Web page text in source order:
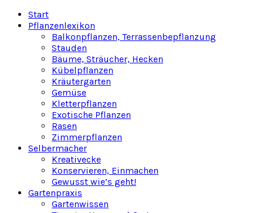
Start
Pflanzenlexikon
Balkonpflanzen, Terrassenbepflanzung
Stauden
Bäume, Sträucher, Hecken
Kübelpflanzen
Kräutergarten
Gemüse
Kletterpflanzen
Exotische Pflanzen
Rasen
Zimmerpflanzen
Selbermacher
Kreativecke
Konservieren, Einmachen
Gewusst wie’s geht!
Gartenpraxis
Gartenwissen